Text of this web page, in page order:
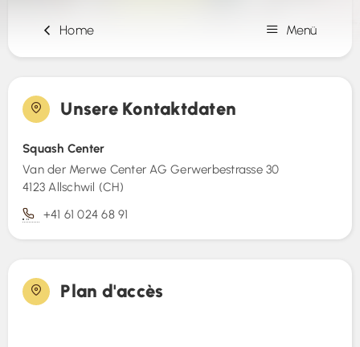
Home Menü
Fotos (2)
Unsere Kontaktdaten
Squash Center
Van der Merwe Center AG Gerwerbestrasse 30
4123 Allschwil (CH)
+41 61 024 68 91
Plan d'accès